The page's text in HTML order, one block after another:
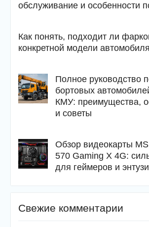
обслуживание и особенности
Как понять, подходит ли
конкретной модели автомобиля
Полное руководство
бортовых
КМУ: преимущества,
и советы
Обзор видеокарты
570 Gaming X 4G:
для геймеров и
Свежие комментарии